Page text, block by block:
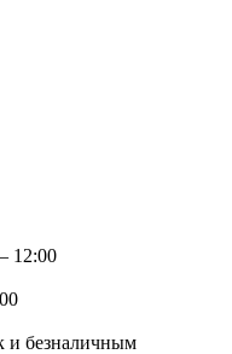
12:00
и безналичным